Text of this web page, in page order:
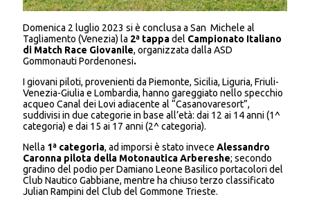
Domenica 2 luglio 2023 si è conclusa a San Michele al
Tagliamento (Venezia) la 2ª tappadel Campionato Italiano
di Match Race Giovanile, organizzata dalla ASD
Gommonauti Pordenonesi.
I giovani piloti, provenienti da Piemonte, Sicilia, Liguria, Friuli-
Venezia-Giulia e Lombardia, hanno gareggiato nello specchio
acqueo Canal dei Lovi adiacente al “Casanovaresort”,
suddivisi in due categorie in base all’età: dai 12 ai 14 anni (1^
categoria) e dai 15 ai 17 anni (2^ categoria).
Nella 1ª categoria, ad imporsi è stato invece Alessandro
Caronna pilota della Motonautica Arbereshe; secondo
gradino del podio per Damiano Leone Basilico portacolori del
Club Nautico Gabbiane, mentre ha chiuso terzo classificato
Julian Rampini del Club del Gommone Trieste.